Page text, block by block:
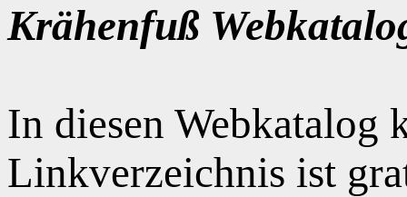
Krähenfuß
In diesen Webkatalog
Linkverzeichnis ist